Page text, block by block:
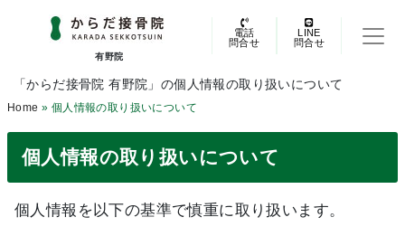
有野院
電話
問合せ
LINE
問合せ
「からだ接骨院 有野院」の個人情報の取り扱いについて
Home » 個人情報の取り扱いについて
個人情報の取り扱いについて
個人情報を以下の基準で慎重に取り扱います。